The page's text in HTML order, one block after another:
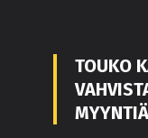
TOUKO